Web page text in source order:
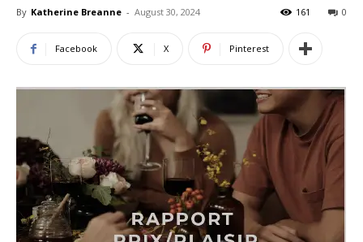
By Katherine Breanne - August 30, 2024 0
161
Facebook X Pinterest